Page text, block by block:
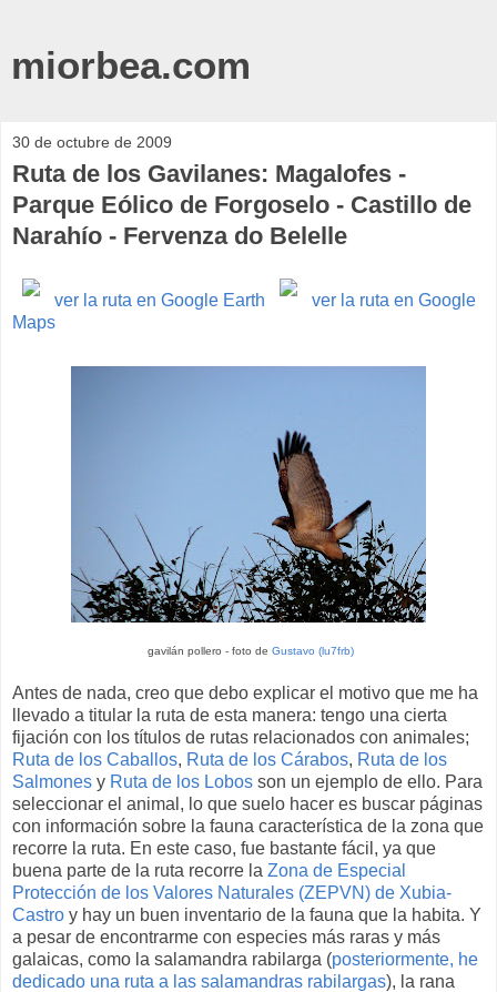
miorbea.com
30 de octubre de 2009
Ruta de los Gavilanes: Magalofes -
Parque Eólico de Forgoselo - Castillo de
Narahío - Fervenza do Belelle
ver la ruta en Google Earth
ver la ruta en Google
Maps
gavilán pollero - foto de Gustavo (lu7frb)
Antes de nada, creo que debo explicar el motivo que me ha
llevado a titular la ruta de esta manera: tengo una cierta
fijación con los títulos de rutas relacionados con animales;
Ruta de los Caballos, Ruta de los Cárabos, Ruta de los
Salmones y Ruta de los Lobos son un ejemplo de ello. Para
seleccionar el animal, lo que suelo hacer es buscar páginas
con información sobre la fauna característica de la zona que
recorre la ruta. En este caso, fue bastante fácil, ya que
buena parte de la ruta recorre la Zona de Especial
Protección de los Valores Naturales (ZEPVN) de Xubia-
Castro y hay un buen inventario de la fauna que la habita. Y
a pesar de encontrarme con especies más raras y más
galaicas, como la salamandra rabilarga (posteriormente, he
dedicado una ruta a las salamandras rabilargas), la rana